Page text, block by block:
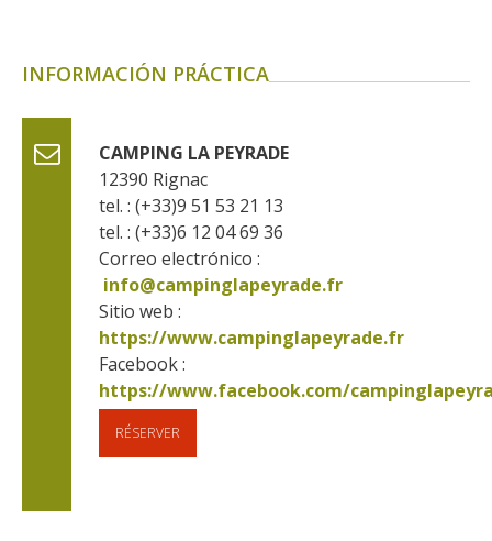
INFORMACIÓN PRÁCTICA
CAMPING LA PEYRADE
12390 Rignac
tel. : (+33)9 51 53 21 13
tel. : (+33)6 12 04 69 36
Correo electrónico :
info@campinglapeyrade.fr
https://www.campinglapeyrade.fr
RÉSERVER